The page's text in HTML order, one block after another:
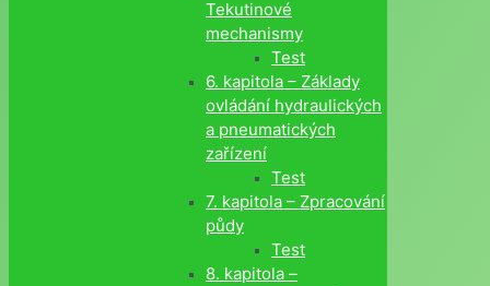
Tekutinové
mechanismy
Test
6. kapitola – Základy
ovládání hydraulických
a pneumatických
zařízení
Test
7. kapitola – Zpracování
půdy
Test
8. kapitola –